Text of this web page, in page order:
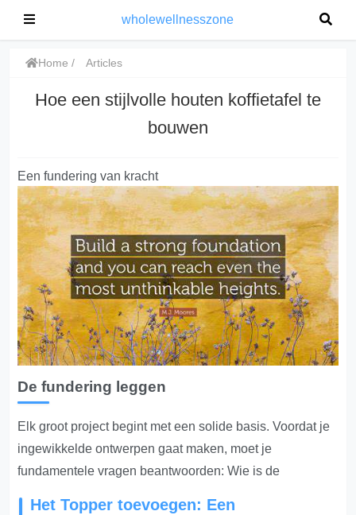
wholewellnesszone
Home Articles
Hoe een stijlvolle houten koffietafel te
bouwen
Een fundering van kracht
De fundering leggen
Elk groot project begint met een solide basis. Voordat je
ingewikkelde ontwerpen gaat maken, moet je
fundamentele vragen beantwoorden: Wie is de
Het Topper toevoegen: Een